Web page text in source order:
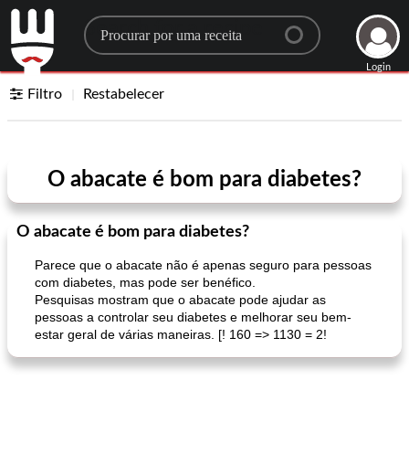
Search for a recipe
Login
Filtro Restabelecer
O abacate é bom para diabetes?
O abacate é bom para diabetes?
Parece que o abacate não é apenas seguro para pessoas
com diabetes, mas pode ser benéfico.
Pesquisas mostram que o abacate pode ajudar as
pessoas a controlar seu diabetes e melhorar seu bem-
estar geral de várias maneiras. [! 160 => 1130 = 2!